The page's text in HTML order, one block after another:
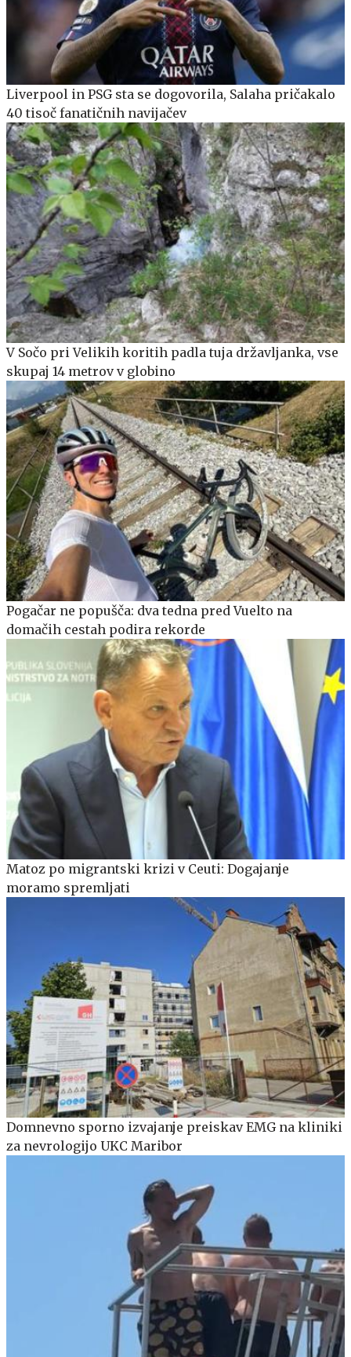
Liverpool in PSG sta se dogovorila, Salaha pričakalo
40 tisoč fanatičnih navijačev
V Sočo pri Velikih koritih padla tuja državljanka, vse
skupaj 14 metrov v globino
Pogačar ne popušča: dva tedna pred Vuelto na
domačih cestah podira rekorde
Matoz po migrantski krizi v Ceuti: Dogajanje
moramo spremljati
Domnevno sporno izvajanje preiskav EMG na kliniki
za nevrologijo UKC Maribor